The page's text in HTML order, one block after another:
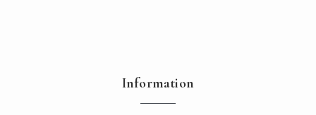
Information